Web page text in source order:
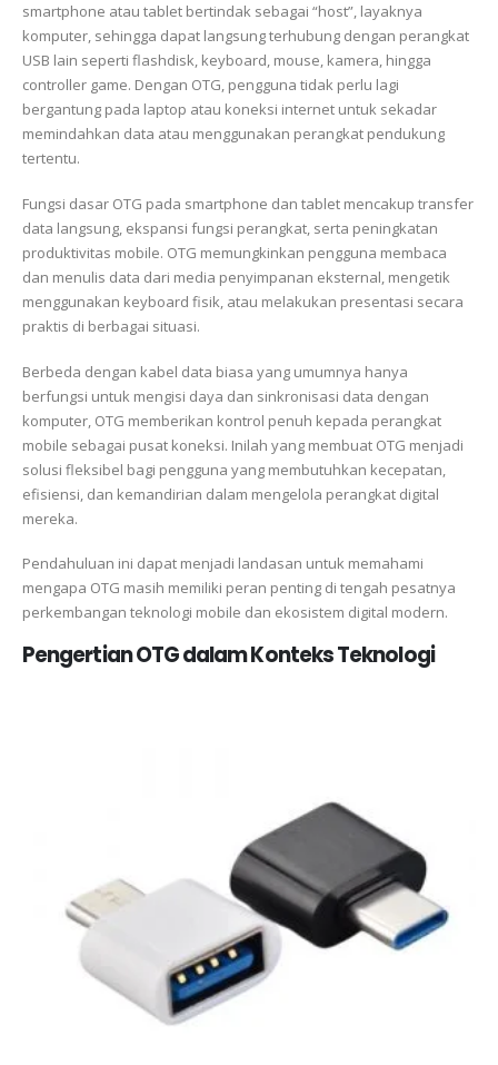
smartphone atau tablet bertindak sebagai “host”, layaknya
komputer, sehingga dapat langsung terhubung dengan perangkat
USB lain seperti flashdisk, keyboard, mouse, kamera, hingga
controller game. Dengan OTG, pengguna tidak perlu lagi
bergantung pada laptop atau koneksi internet untuk sekadar
memindahkan data atau menggunakan perangkat pendukung
tertentu.
Fungsi dasar OTG pada smartphone dan tablet mencakup transfer
data langsung, ekspansi fungsi perangkat, serta peningkatan
produktivitas mobile. OTG memungkinkan pengguna membaca
dan menulis data dari media penyimpanan eksternal, mengetik
menggunakan keyboard fisik, atau melakukan presentasi secara
praktis di berbagai situasi.
Berbeda dengan kabel data biasa yang umumnya hanya
berfungsi untuk mengisi daya dan sinkronisasi data dengan
komputer, OTG memberikan kontrol penuh kepada perangkat
mobile sebagai pusat koneksi. Inilah yang membuat OTG menjadi
solusi fleksibel bagi pengguna yang membutuhkan kecepatan,
efisiensi, dan kemandirian dalam mengelola perangkat digital
mereka.
Pendahuluan ini dapat menjadi landasan untuk memahami
mengapa OTG masih memiliki peran penting di tengah pesatnya
perkembangan teknologi mobile dan ekosistem digital modern.
Pengertian OTG dalam Konteks Teknologi